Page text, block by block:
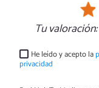
Tu valoración:
He leído y acepto la
privacidad